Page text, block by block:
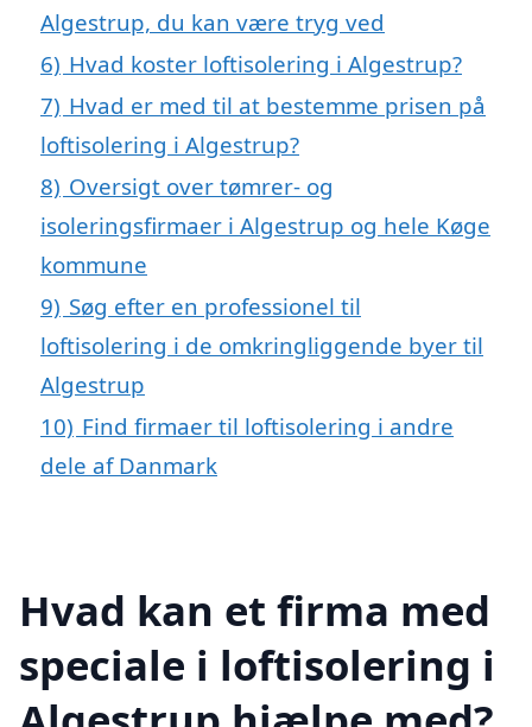
Algestrup, du kan være tryg ved
6) Hvad koster loftisolering i Algestrup?
7) Hvad er med til at bestemme prisen på
loftisolering i Algestrup?
8) Oversigt over tømrer- og
isoleringsfirmaer i Algestrup og hele Køge
kommune
9) Søg efter en professionel til
loftisolering i de omkringliggende byer til
Algestrup
10) Find firmaer til loftisolering i andre
dele af Danmark
Hvad kan et firma med
speciale i loftisolering i